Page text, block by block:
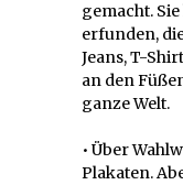
gemacht.
erfunden,
Jeans, T-
an den
ganze Welt.
• Über
Plakaten.